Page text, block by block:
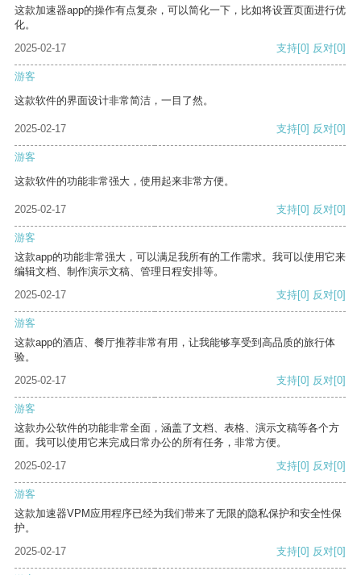
这款加速器app的操作有点复杂，可以简化一下，比如将设置页面进行优
化。
2025-02-17
支持[0] 反对[0]
游客
这款软件的界面设计非常简洁，一目了然。
2025-02-17 支持[0] 反对[0]
游客
这款软件的功能非常强大，使用起来非常方便。
2025-02-17 支持[0] 反对[0]
游客
这款app的功能非常强大，可以满足我所有的工作需求。我可以使用它来
编辑文档、制作演示文稿、管理日程安排等。
2025-02-17
支持[0] 反对[0]
游客
这款app的酒店、餐厅推荐非常有用，让我能够享受到高品质的旅行体
验。
2025-02-17
支持[0] 反对[0]
游客
这款办公软件的功能非常全面，涵盖了文档、表格、演示文稿等各个方
面。我可以使用它来完成日常办公的所有任务，非常方便。
2025-02-17
支持[0] 反对[0]
游客
这款加速器VPM应用程序已经为我们带来了无限的隐私保护和安全性保
护。
2025-02-17
支持[0] 反对[0]